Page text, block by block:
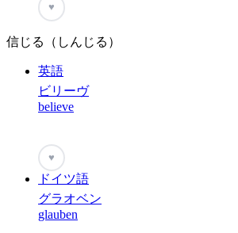
♥
信じる（しんじる）
英語
ビリーヴ
believe
♥
ドイツ語
グラオベン
glauben